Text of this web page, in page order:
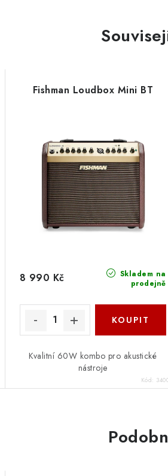
Fishman Loudbox Mini BT
Skladem na
prodejně
8 990 Kč
Kvalitní 60W kombo pro akustické
nástroje
Kód: